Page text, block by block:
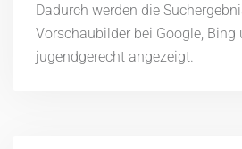
Dadurch werden die
Vorschaubilder bei Google, Bing
jugendgerecht angezeigt.